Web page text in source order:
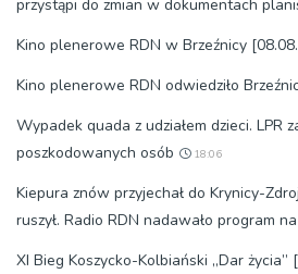
przystąpi do zmian w dokumentach
Kino plenerowe RDN w Brzeźnicy
Kino plenerowe RDN odwiedziło
Wypadek quada z udziałem dzieci. LPR
poszkodowanych osób
18:06
Kiepura znów przyjechał do Krynicy-
ruszył. Radio RDN nadawało program
XI Bieg Koszycko-Kolbiański „Dar życia”